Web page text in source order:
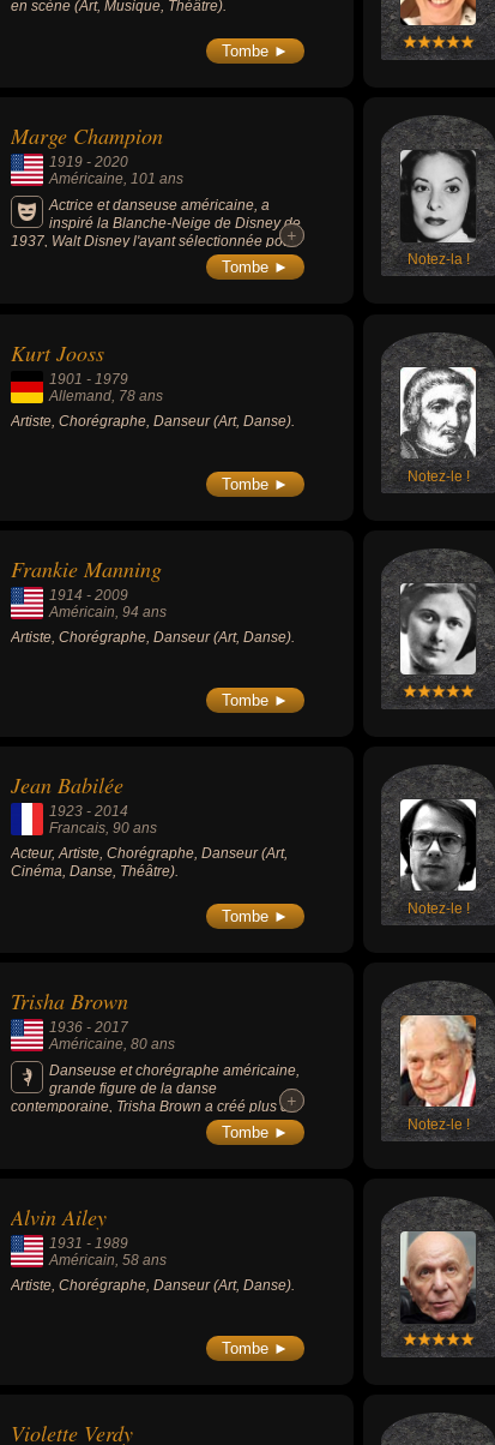
en scène (Art, Musique, Théâtre).
Tombe ►
Marge Champion
1919 - 2020
Américaine, 101 ans
Actrice et danseuse américaine, a
inspiré la Blanche-Neige de Disney de
1937, Walt Disney l'ayant sélectionnée pour
qu'elle bouge, marche et danse et qu'elle
serve de modèle aux dessinateurs chargés
comme « Show Boat » (1951, avec Kathryn
Musique » (1950, avec Bing Crosby), «
Donnez-lui une chance » (1954, comédie
musicale) ou « Tout le plaisir est pour moi »
lorsqu'elle se produisait avec son mari,
+
+
Tombe ► Notez-la !
Kurt Jooss
1901 - 1979
Allemand , 78 ans
Artiste, Chorégraphe, Danseur (Art, Danse).
Tombe ► Notez-le !
Frankie Manning
1914 - 2009
Américain , 94 ans
Artiste, Chorégraphe, Danseur (Art, Danse).
Tombe ►
Jean Babilée
1923 - 2014
Francais, 90 ans
Acteur, Artiste, Chorégraphe, Danseur (Art,
Cinéma, Danse, Théâtre).
Tombe ► Notez-le !
Trisha Brown
1936 - 2017
Américaine, 80 ans
Danseuse et chorégraphe américaine,
grande figure de la danse
contemporaine, Trisha Brown a créé plus de
100 chorégraphies et 6 opéras.
+
+
Tombe ► Notez-le !
Alvin Ailey
1931 - 1989
Américain, 58 ans
Artiste, Chorégraphe, Danseur (Art, Danse).
Tombe ►
Violette Verdy